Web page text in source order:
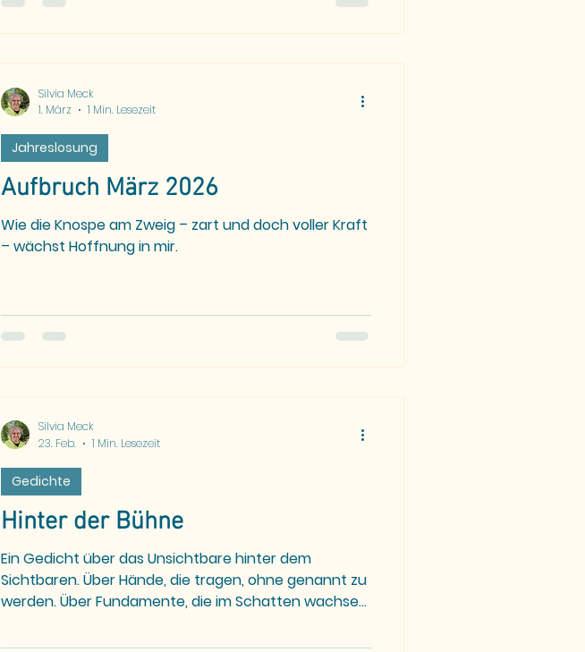
Aufbruch März 2026
Wie die Knospe am Zweig – zart und doch voller Kraft
– wächst Hoffnung in mir.
Jahreslosung
Silvia Meck
1. März
1 Min. Lesezeit
Hinter der Bühne
Ein Gedicht über das Unsichtbare hinter dem
Sichtbaren. Über Hände, die tragen, ohne genannt zu
werden. Über Fundamente, die im Schatten wachsen
Gedichte
Silvia Meck
23. Feb.
1 Min. Lesezeit